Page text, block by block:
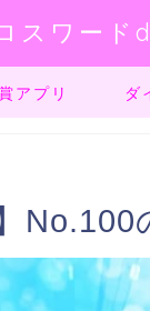
スワード
アプリ ダ
No.100